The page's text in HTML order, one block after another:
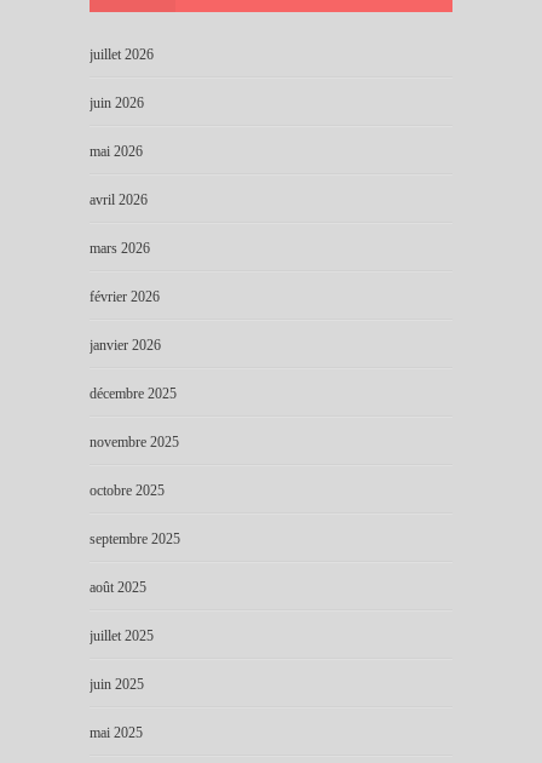
juillet 2026
juin 2026
mai 2026
avril 2026
mars 2026
février 2026
janvier 2026
décembre 2025
novembre 2025
octobre 2025
septembre 2025
août 2025
juillet 2025
juin 2025
mai 2025